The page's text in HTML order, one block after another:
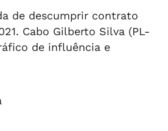
de descumprir contrato
Cabo Gilberto Silva (PL-
de influência e